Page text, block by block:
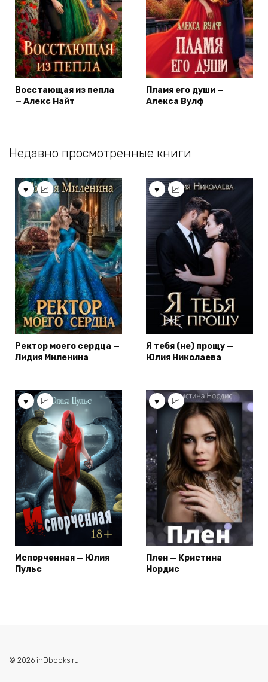
Восстающая из пепла
— Алекс Найт
Пламя его души —
Алекса Вулф
Недавно просмотренные книги
Ректор моего сердца —
Лидия Миленина
Я тебя (не) прощу —
Юлия Николаева
Испорченная — Юлия
Пульс
Плен — Кристина
Нордис
© 2026 inDbooks.ru